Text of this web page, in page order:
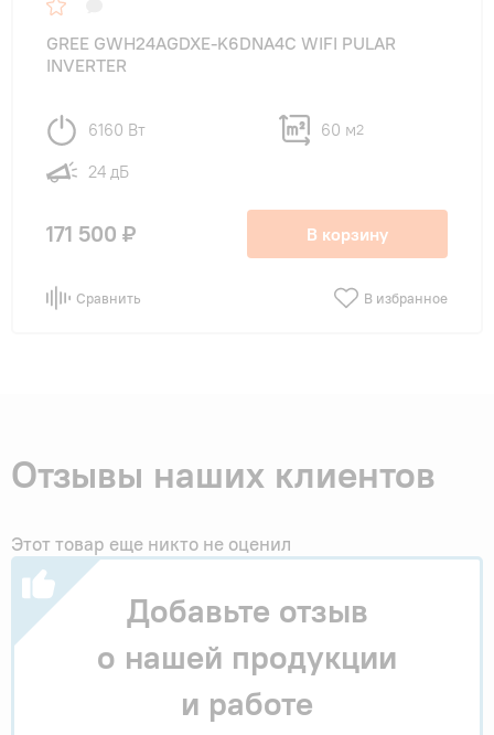
GREE GWH24AGDXE-K6DNA4C WIFI PULAR
INVERTER
6160 Вт 60 м2
24 дБ
171 500 ₽ В корзину
Сравнить В избранное
Отзывы наших клиентов
Этот товар еще никто не оценил
Добавьте отзыв
о нашей продукции
и работе